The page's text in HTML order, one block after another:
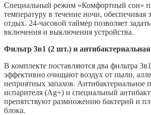
Специальный режим «Комфортный сон»
температуру в течение ночи,
отдых. 24-часовой таймер позволяет
включения и выключения устройства.
Фильтр 3в1 (2 шт.) и
В комплекте поставляются два фильтра
эффективно очищают воздух от пыли,
неприятных запахов. Антибактериальное
испарителя (Ag+) и специальный
препятствуют размножению бактерий и
блока.